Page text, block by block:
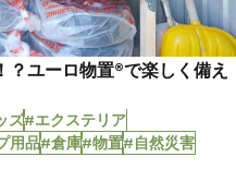
ユーロ物置®︎で楽しく備え
ズ#エクステリア
用品#倉庫#物置#自然災害